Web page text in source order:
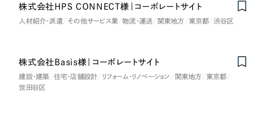
ブランドサイト・サービスサイト （85件）
ポータルサイト・メディアサイト
NPO・一般社団法人
株式会社HPS CONNECT様｜コーポレートサイト
人材紹介・派遣 その他サービス業 物流・運送 関東地方 東京都 渋谷区
株式会社Basis様｜コーポレートサイト
建設・建築 住宅・店舗設計 リフォーム・リノベーション 関東地方
東京都
世田谷区